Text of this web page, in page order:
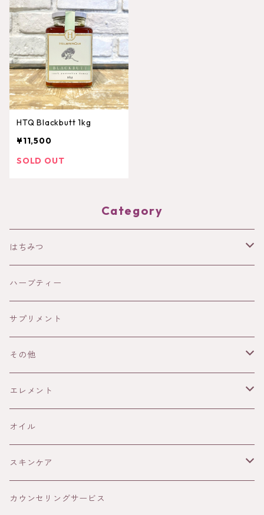
HTQ Blackbutt 1kg
¥11,500
SOLD OUT
Category
はちみつ
HOLISTETIQUE
HONEY IN THE GARDEN
ANAYA
13Honey
ELIXIR
THE AUTHENTIC HONEY
ハーブティー
サプリメント
その他
書籍
雑貨
メープルシロップ
エレメント
火
土
風
オイル
スキンケア
オイル
カウンセリングサービス